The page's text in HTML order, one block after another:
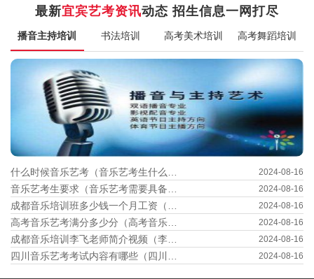
最新宜宾艺考资讯动态 招生信息一网打尽
播音主持培训 书法培训 高考美术培训 高考舞蹈培训
什么时候音乐艺考（音乐艺考生什么时候考试） 2024-08-16
音乐艺考生要求（音乐艺考需要具备哪些条件） 2024-08-16
成都音乐培训班多少钱一个月工资（成都 音乐培训） 2024-08-16
高考音乐艺考满分多少分（高考音乐艺考满分多少分数） 2024-08-16
成都音乐培训李飞老师简介视频（李飞cd） 2024-08-16
四川音乐艺考考试内容有哪些（四川音乐艺考时间查询） 2024-08-16